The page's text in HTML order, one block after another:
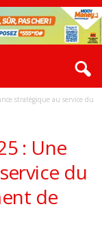
stratégique au service du
: Une
du
de